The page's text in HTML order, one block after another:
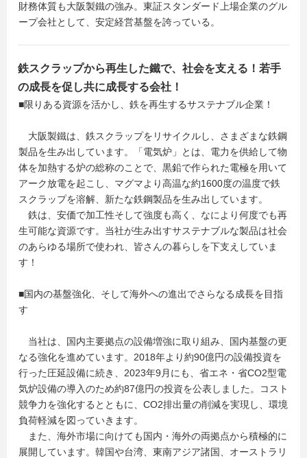
財務体質も大阪製鐵の強み。東証スタンダード上場企業のグル
ープ会社として、安定経営基盤を誇っている。
鉄スクラップから再生した鐵で、社会を支える！若手
の成長を促し共に成長する会社！
■限りある資源を活かし、鉄を再生するサステナブル企業！
大阪製鐵は、鉄スクラップをリサイクルし、さまざまな鉄鋼
製品を生み出しています。「電気炉」とは、電力を供給して物
体を加熱する炉の総称のことで、黒鉛で作られた電極を用いて
アーク放電を起こし、マグマより高温な約1600度の温度で鉄
スクラップを溶解、新たな鉄鋼製品を生み出しています。
鉄は、安価で加工性そして強度も高く、なにより何度でも再
生可能な資源です。当社が生み出すサステナブルな製品は社会
のあらゆる場所で使われ、皆さんの暮らしを下支えしていま
す！
■国内の基盤強化、そして海外への進出でさらなる成長を目指
す
当社は、国内主要拠点の設備増強に取り組み、国内基盤の更
なる強化を進めています。2018年より約90億円の設備投資を
行った圧延設備に続き、2023年9月にも、省エネ・省CO2型電
気炉設備の導入のため約87億円の投資を公表しました。コスト
競争力を強化するとともに、CO2排出量の削減を実現し、環境
負荷軽減を図っていきます。
また、海外市場に向けても国内・海外の両拠点から積極的に
展開しています。韓国や台湾、東南アジア諸国、オーストラリ